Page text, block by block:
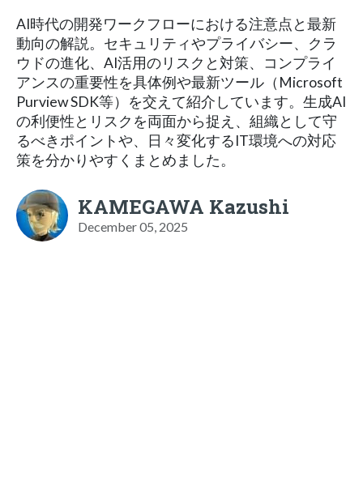
AI時代の開発ワークフローにおける注意点と最新
動向の解説。セキュリティやプライバシー、クラ
ウドの進化、AI活用のリスクと対策、コンプライ
アンスの重要性を具体例や最新ツール（Microsoft
Purview SDK等）を交えて紹介しています。生成AI
の利便性とリスクを両面から捉え、組織として守
るべきポイントや、日々変化するIT環境への対応
策を分かりやすくまとめました。
KAMEGAWA Kazushi
December 05, 2025